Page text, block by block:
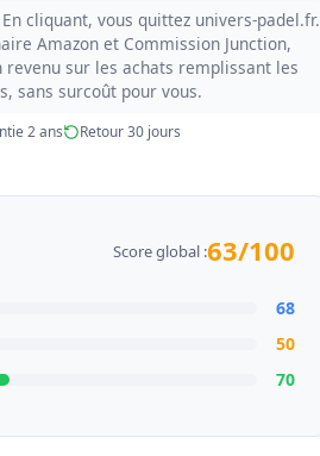
cliquant, vous quittez univers-padel.fr.
Amazon et Commission Junction,
revenu sur les achats remplissant les
sans surcoût pour vous.
2 ans Retour 30 jours
Score global :63/100
68
50
70